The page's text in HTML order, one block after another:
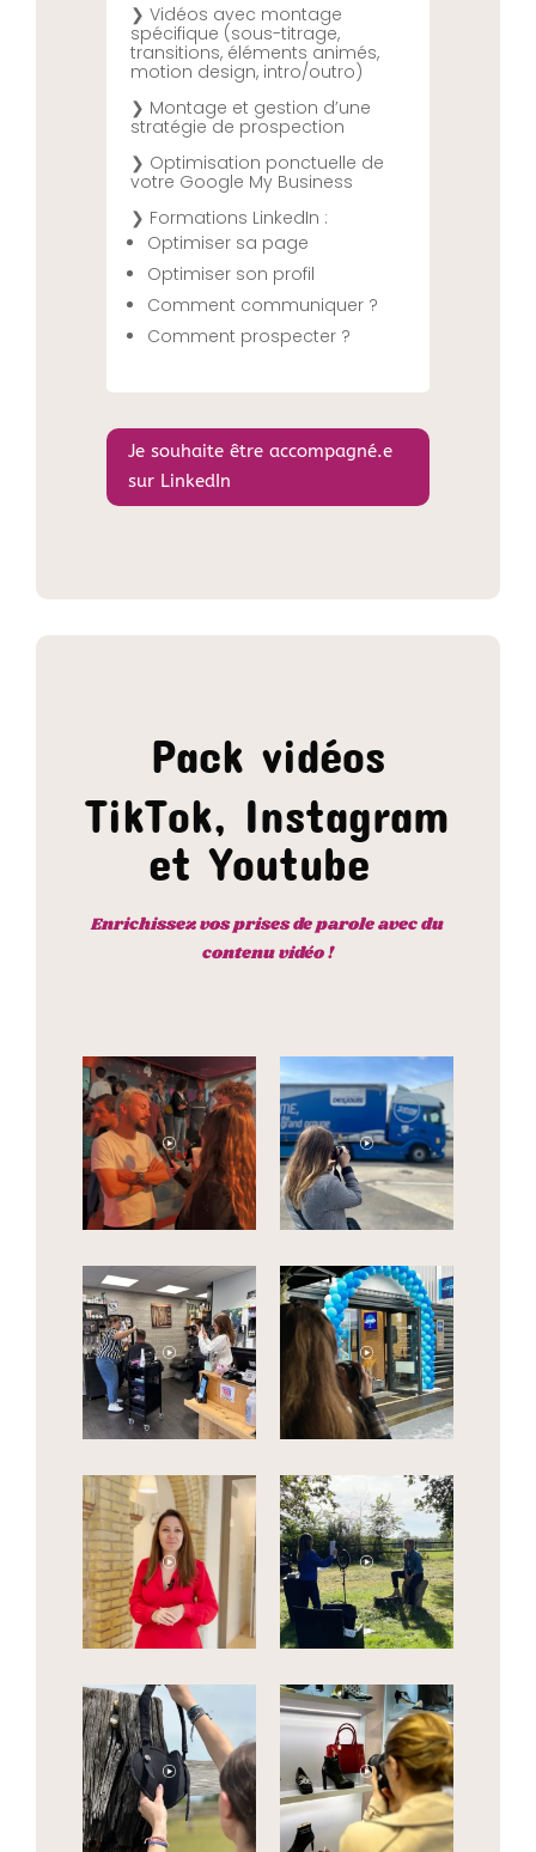
❯ Vidéos avec montage
spécifique (sous-titrage,
transitions, éléments animés,
motion design, intro/outro)
❯ Montage et gestion d’une
stratégie de prospection
❯ Optimisation ponctuelle de
votre Google My Business
❯ Formations LinkedIn :
Optimiser sa page
Optimiser son profil
Comment communiquer ?
Comment prospecter ?
Je souhaite être accompagné.e
sur LinkedIn
Pack vidéos
TikTok, Instagram
et Youtube
Enrichissez vos prises de parole avec du
contenu vidéo !